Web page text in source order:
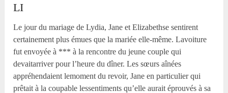
LI
Le jour du mariage de Lydia, Jane et Elizabethse sentirent
certainement plus émues que la mariée elle-même. Lavoiture
fut envoyée à *** à la rencontre du jeune couple qui
devaitarriver pour l’heure du dîner. Les sœurs aînées
appréhendaient lemoment du revoir, Jane en particulier qui
prêtait à la coupable lessentiments qu’elle aurait éprouvés à sa